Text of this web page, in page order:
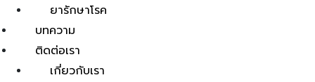
ยารักษาโรค
บทความ
ติดต่อเรา
เกี่ยวกับเรา